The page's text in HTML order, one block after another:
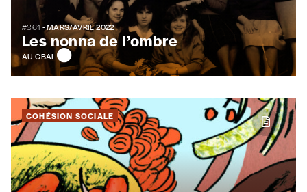
#361- MARS/AVRIL 2022
Les nonna de l’ombre
AU CBAI
COHÉSION SOCIALE